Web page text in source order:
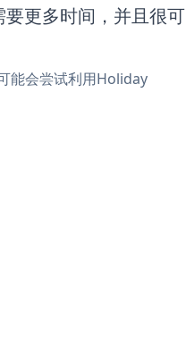
更多时间，并且很可
能会尝试利用Holiday